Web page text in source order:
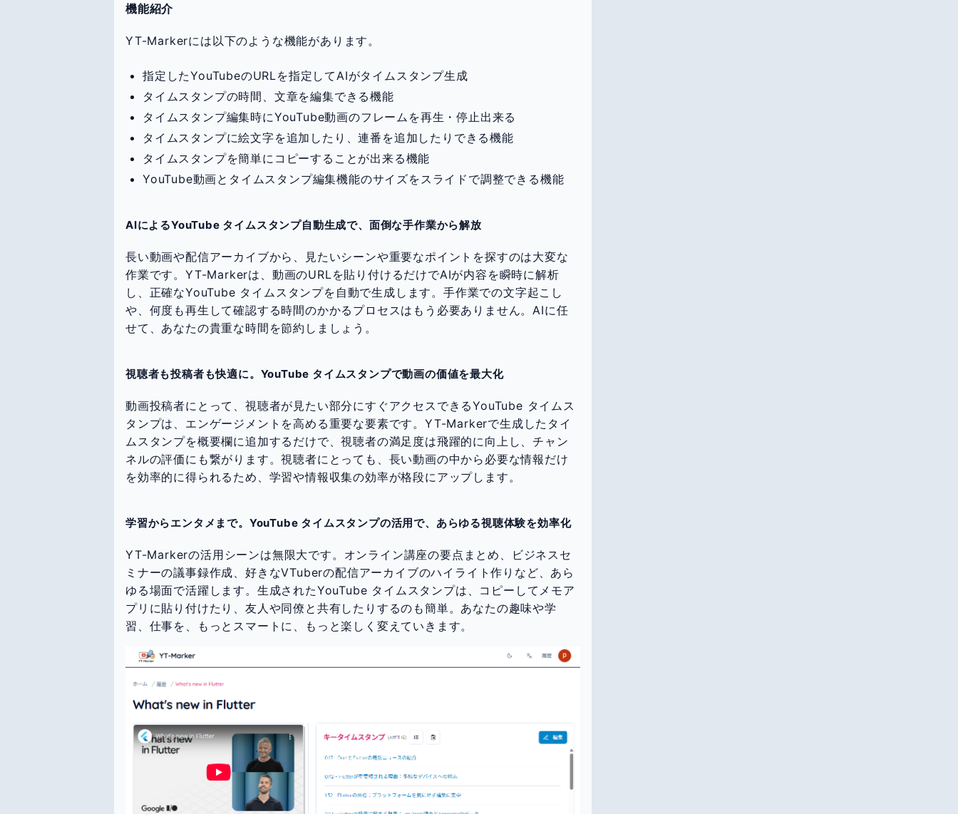
機能紹介
YT-Markerには以下のような機能があります。
指定したYouTubeのURLを指定してAIがタイムスタンプ生成
タイムスタンプの時間、文章を編集できる機能
タイムスタンプ編集時にYouTube動画のフレームを再生・停止出来る
タイムスタンプに絵文字を追加したり、連番を追加したりできる機能
タイムスタンプを簡単にコピーすることが出来る機能
YouTube動画とタイムスタンプ編集機能のサイズをスライドで調整できる機能
AIによるYouTube タイムスタンプ自動生成で、面倒な手作業から解放
長い動画や配信アーカイブから、見たいシーンや重要なポイントを探すのは大変な
作業です。YT-Markerは、動画のURLを貼り付けるだけでAIが内容を瞬時に解析
し、正確なYouTube タイムスタンプを自動で生成します。手作業での文字起こし
や、何度も再生して確認する時間のかかるプロセスはもう必要ありません。AIに任
せて、あなたの貴重な時間を節約しましょう。
視聴者も投稿者も快適に。YouTube タイムスタンプで動画の価値を最大化
動画投稿者にとって、視聴者が見たい部分にすぐアクセスできるYouTube タイムス
タンプは、エンゲージメントを高める重要な要素です。YT-Markerで生成したタイ
ムスタンプを概要欄に追加するだけで、視聴者の満足度は飛躍的に向上し、チャン
ネルの評価にも繋がります。視聴者にとっても、長い動画の中から必要な情報だけ
を効率的に得られるため、学習や情報収集の効率が格段にアップします。
学習からエンタメまで。YouTube タイムスタンプの活用で、あらゆる視聴体験を効率化
YT-Markerの活用シーンは無限大です。オンライン講座の要点まとめ、ビジネスセ
ミナーの議事録作成、好きなVTuberの配信アーカイブのハイライト作りなど、あら
ゆる場面で活躍します。生成されたYouTube タイムスタンプは、コピーしてメモア
プリに貼り付けたり、友人や同僚と共有したりするのも簡単。あなたの趣味や学
習、仕事を、もっとスマートに、もっと楽しく変えていきます。